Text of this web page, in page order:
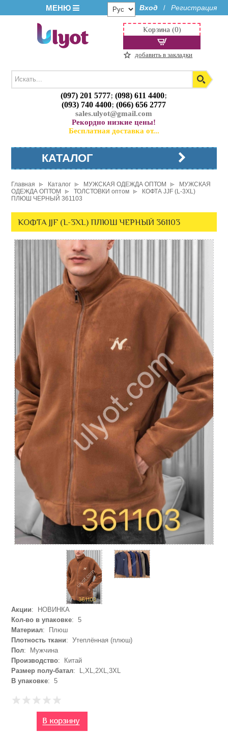
МЕНЮ Вход / Регистрация
(097) 201 5777;(098) 611 4400;
(093) 740 4400;(066) 656 2777
sales.ulyot@gmail.com
Рекордно низкие цены!
Бесплатная доставка от...
Корзина (0)
добавить в закладки
КАТАЛОГ
Главная Каталог МУЖСКАЯ ОДЕЖДА ОПТОМ
МУЖСКАЯ
ОДЕЖДА ОПТОМ
ТОЛСТОВКИ оптом
КОФТА JJF (L-3XL)
ПЛЮШ ЧЕРНЫЙ 361103
КОФТА JJF (L-3XL) ПЛЮШ ЧЕРНЫЙ 361103
Акции: НОВИНКА
Кол-во в упаковке: 5
Материал: Плюш
Плотность ткани: Утеплённая (плюш)
Пол: Мужчина
Производство: Китай
Размер полу-батал: L,XL,2XL,3XL
В упаковке: 5